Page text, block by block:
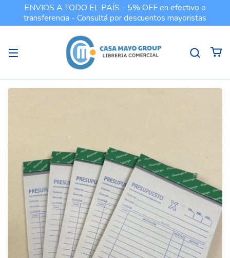
ENVIOS A TODO EL PAÍS - 5% OFF en efectivo o
transferencia - Consultá por descuentos mayoristas